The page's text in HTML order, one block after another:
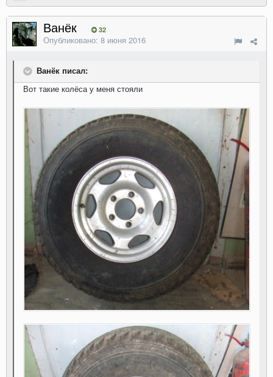
Ванёк 32
Опубликовано: 8 июня 2016
Ванёк писал:
Вот такие колёса у меня стояли